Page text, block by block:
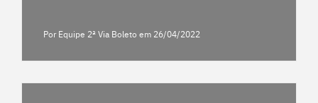
Por Equipe 2ª Via Boleto em 26/04/2022